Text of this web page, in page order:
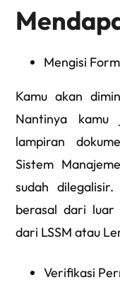
Mengisi
Kamu akan
Nantinya kamu
lampiran
Sistem
sudah
berasal dari luar
dari LSSM atau
Verifikasi